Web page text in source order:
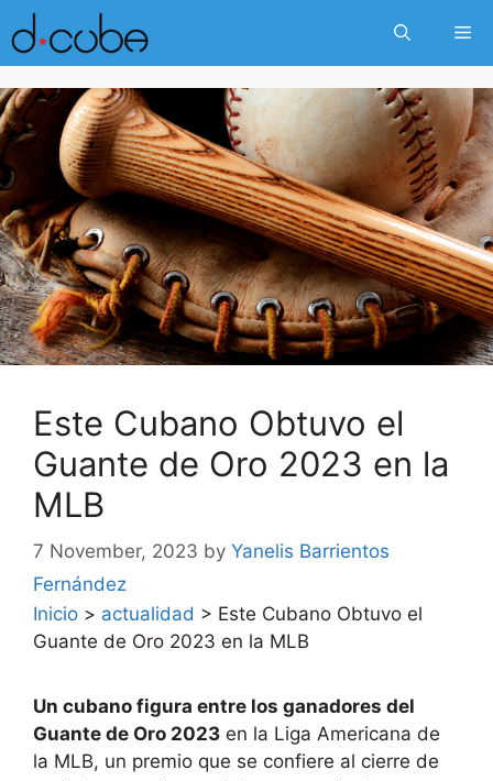
Skip
to
content
Este Cubano Obtuvo el
Guante de Oro 2023 en la
MLB
7 November, 2023 by Yanelis Barrientos
Fernández
Inicio > actualidad > Este Cubano Obtuvo el
Guante de Oro 2023 en la MLB
Un cubano figura entre los ganadores del
Guante de Oro 2023 en la Liga Americana de
la MLB, un premio que se confiere al cierre de